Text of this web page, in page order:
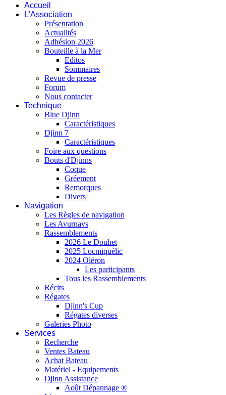
Accueil
L'Association
Présentation
Actualités
Adhésion 2026
Bouteille à la Mer
Editos
Sommaires
Revue de presse
Forum
Nous contacter
Technique
Blue Djinn
Caractéristiques
Djinn 7
Caractéristiques
Foire aux questions
Bouts d'Djinns
Coque
Gréement
Remorques
Divers
Navigation
Les Règles de navigation
Les Avurnavs
Rassemblements
2026 Le Douhet
2025 Locmiquélic
2024 Oléron
Les participants
Tous les Rassemblements
Récits
Régates
Djinn's Cup
Régates diverses
Galeries Photo
Services
Recherche
Ventes Bateau
Achat Bateau
Matériel - Equipements
Djinn Assistance
Août Dépannage ®